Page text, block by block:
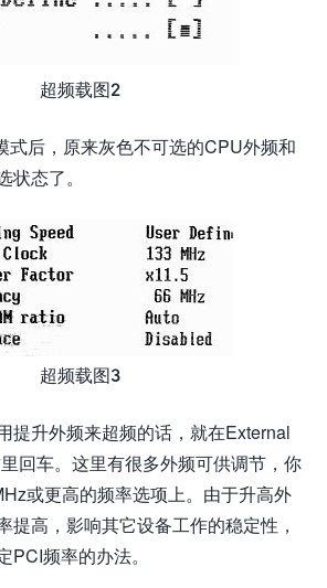
超频载图2
后，原来灰色不可选的CPU外频和
状态了。
超频载图3
升外频来超频的话，就在External
回车。这里有很多外频可供调节，你
或更高的频率选项上。由于升高外
提高，影响其它设备工作的稳定性，
PCI频率的办法。